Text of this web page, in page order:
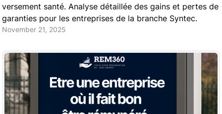
versement santé. Analyse détaillée des gains et pertes de
garanties pour les entreprises de la branche Syntec.
November 21, 2025